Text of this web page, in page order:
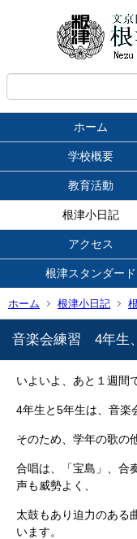
ホーム
学校概要
教育活動
根津小日記
アクセス
根津スタンダード
ホーム 根津小日記
音楽会練習 4年生
いよいよ、あと１週間
4年生と5年生は、音楽
そのため、学年の歌の
合唱は、「宝島」、合
声も威勢よく、
太鼓もあり迫力のある
います。